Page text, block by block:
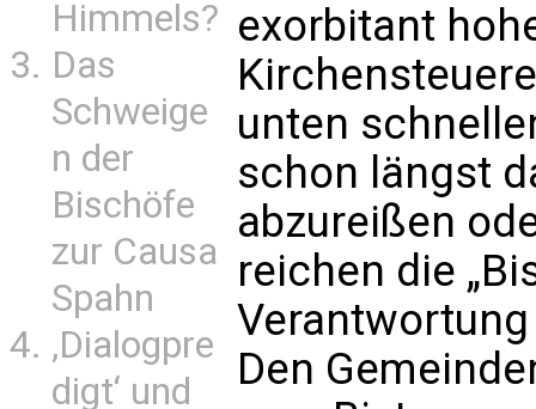
Himmels?
Das
Schweige
n der
Bischöfe
zur Causa
Spahn
‚Dialogpre
digt‘ und
exorbitant
unten
schon längst
abzureißen
reichen die
Den